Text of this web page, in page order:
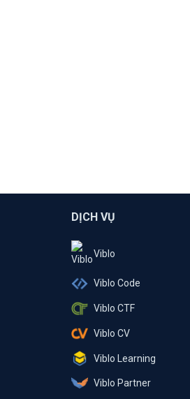
DỊCH VỤ
Viblo
Viblo Code
Viblo CTF
Viblo CV
Viblo Learning
Viblo Partner